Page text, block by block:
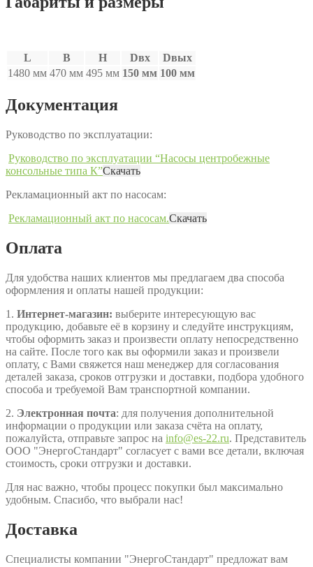
L B H Dвх
Dвых
1480 мм 470 мм 495 мм 150 мм 100 мм
Документация
Руководство по эксплуатации:
Руководство по эксплуатации “Насосы центробежные
консольные типа К”Скачать
Рекламационный акт по насосам:
Рекламационный акт по насосам.Скачать
Оплата
Для удобства наших клиентов мы предлагаем два способа
оформления и оплаты нашей продукции:
1. Интернет-магазин: выберите интересующую вас
продукцию, добавьте её в корзину и следуйте инструкциям,
чтобы оформить заказ и произвести оплату непосредственно
на сайте. После того как вы оформили заказ и произвели
оплату, с Вами свяжется наш менеджер для согласования
деталей заказа, сроков отгрузки и доставки, подбора удобного
способа и требуемой Вам транспортной компании.
2. Электронная почта: для получения дополнительной
информации о продукции или заказа счёта на оплату,
пожалуйста, отправьте запрос на info@es-22.ru. Представитель
ООО "ЭнергоСтандарт" согласует с вами все детали, включая
стоимость, сроки отгрузки и доставки.
Для нас важно, чтобы процесс покупки был максимально
удобным. Спасибо, что выбрали нас!
Доставка
Специалисты компании "ЭнергоСтандарт" предложат вам